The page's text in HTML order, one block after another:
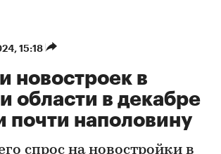
15:18
новостроек в
области в декабре
почти наполовину
спрос на новостройки в